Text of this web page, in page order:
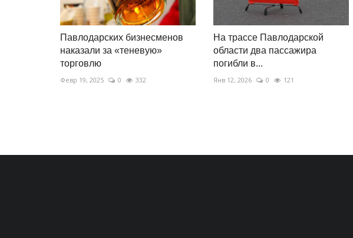
Павлодарских бизнесменов
наказали за «теневую»
торговлю
Февр 19, 2025 0 332
На трассе Павлодарской
области два пассажира
погибли в...
Янв 12, 2026 0 121